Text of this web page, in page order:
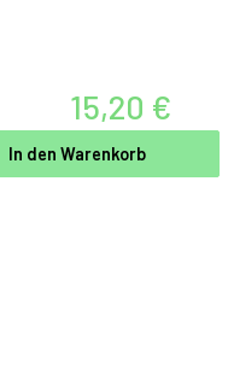
15,20 €
In den Warenkorb